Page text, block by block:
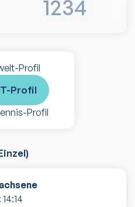
1234
Profil
Profil
Profil
)
14:14